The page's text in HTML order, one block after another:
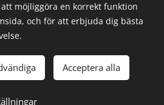
Instagram Youtube
SMS-VILLKOR
möjliggöra en korrekt funktion
och för att erbjuda dig bästa
Acceptera alla